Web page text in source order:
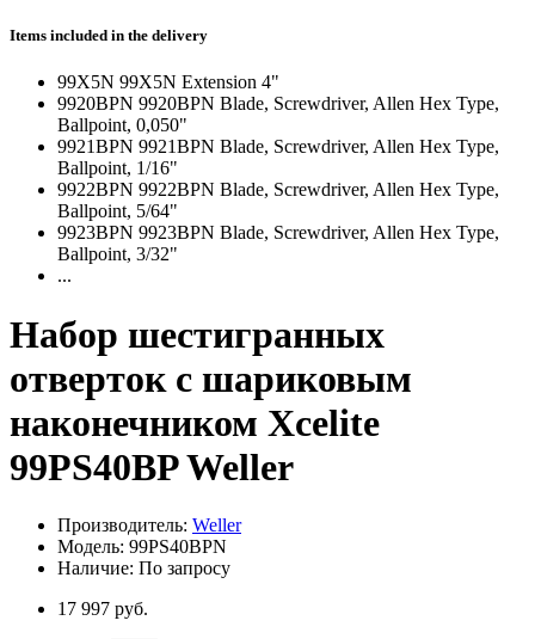
Items included in the delivery
99X5N 99X5N Extension 4"
9920BPN 9920BPN Blade, Screwdriver, Allen Hex Type,
Ballpoint, 0,050"
9921BPN 9921BPN Blade, Screwdriver, Allen Hex Type,
Ballpoint, 1/16"
9922BPN 9922BPN Blade, Screwdriver, Allen Hex Type,
Ballpoint, 5/64"
9923BPN 9923BPN Blade, Screwdriver, Allen Hex Type,
Ballpoint, 3/32"
...
Набор шестигранных
отверток с шариковым
наконечником Xcelite
99PS40BP Weller
Производитель: Weller
Модель: 99PS40BPN
Наличие: По запросу
17 997 руб.